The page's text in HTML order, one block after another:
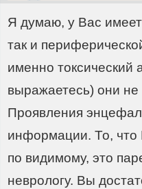
Я думаю, у Вас имеет
так и
именно токсический
выражаетесь) они
Проявления
информации. То, что
по видимому, это
неврологу. Вы